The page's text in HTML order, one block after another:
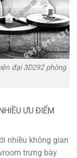
đại 3D292 phòng
ƯU ĐIỂM
nhiều không gian
trưng bày